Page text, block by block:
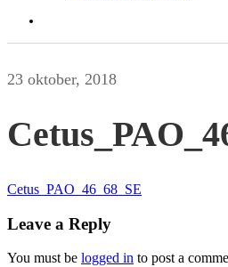
23 oktober, 2018
Cetus_PAO_46_68_SE
Leave a Reply
You must be logged in to post a